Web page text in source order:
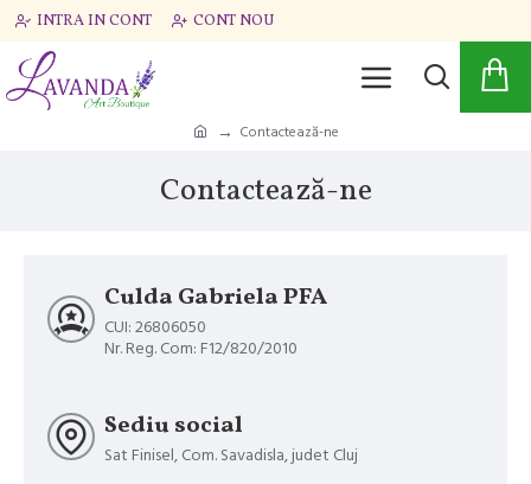
INTRA IN CONT CONT NOU
Contactează-ne
Contactează-ne
Culda Gabriela PFA
CUI: 26806050
Nr. Reg. Com: F12/820/2010
Sediu social
Sat Finisel, Com. Savadisla, judet Cluj